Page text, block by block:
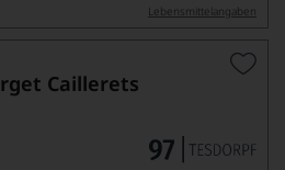
Lebensmittel­angaben
Caillerets